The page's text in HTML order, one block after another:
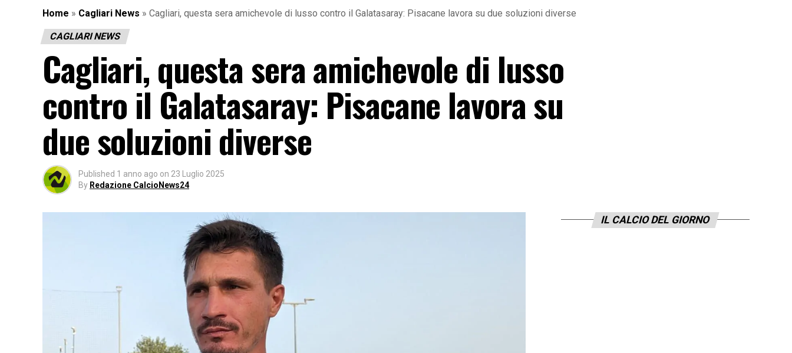
Home » Cagliari News » Cagliari, questa sera amichevole di lusso contro il Galatasaray: Pisacane lavora su due soluzioni diverse
CAGLIARI NEWS
Cagliari, questa sera amichevole di lusso
contro il Galatasaray: Pisacane lavora su
due soluzioni diverse
Published 1 anno ago on 23 Luglio 2025
By Redazione CalcioNews24
IL CALCIO DEL GIORNO